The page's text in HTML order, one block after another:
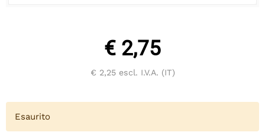
€ 2,75
€ 2,25escl. I.V.A. (IT)
Esaurito